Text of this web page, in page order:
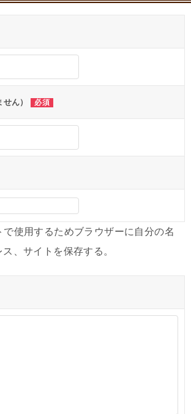
せん） 必須
で使用するためブラウザーに自分の名
、サイトを保存する。